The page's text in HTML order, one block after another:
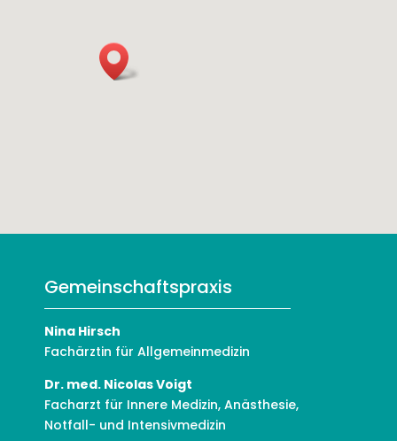
Gemeinschaftspraxis
Nina Hirsch
Fachärztin für Allgemeinmedizin
Dr. med. Nicolas Voigt
Facharzt für Innere Medizin, Anästhesie,
Notfall- und Intensivmedizin